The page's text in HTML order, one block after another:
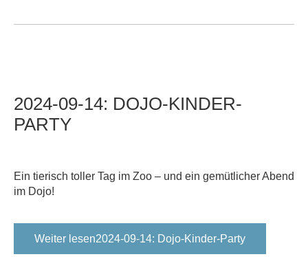
2024-09-14: DOJO-KINDER-
PARTY
Ein tierisch toller Tag im Zoo – und ein gemütlicher Abend
im Dojo!
Weiter lesen2024-09-14: Dojo-Kinder-Party